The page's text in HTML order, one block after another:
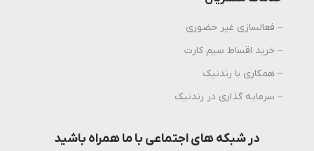
– فعالسازی غیر حضوری
– خرید اقساط سیم کارت
– همکاری با رندنیک
– سرمایه گذاری در رندنیک
در شبکه های اجتماعی با ما همراه باشید